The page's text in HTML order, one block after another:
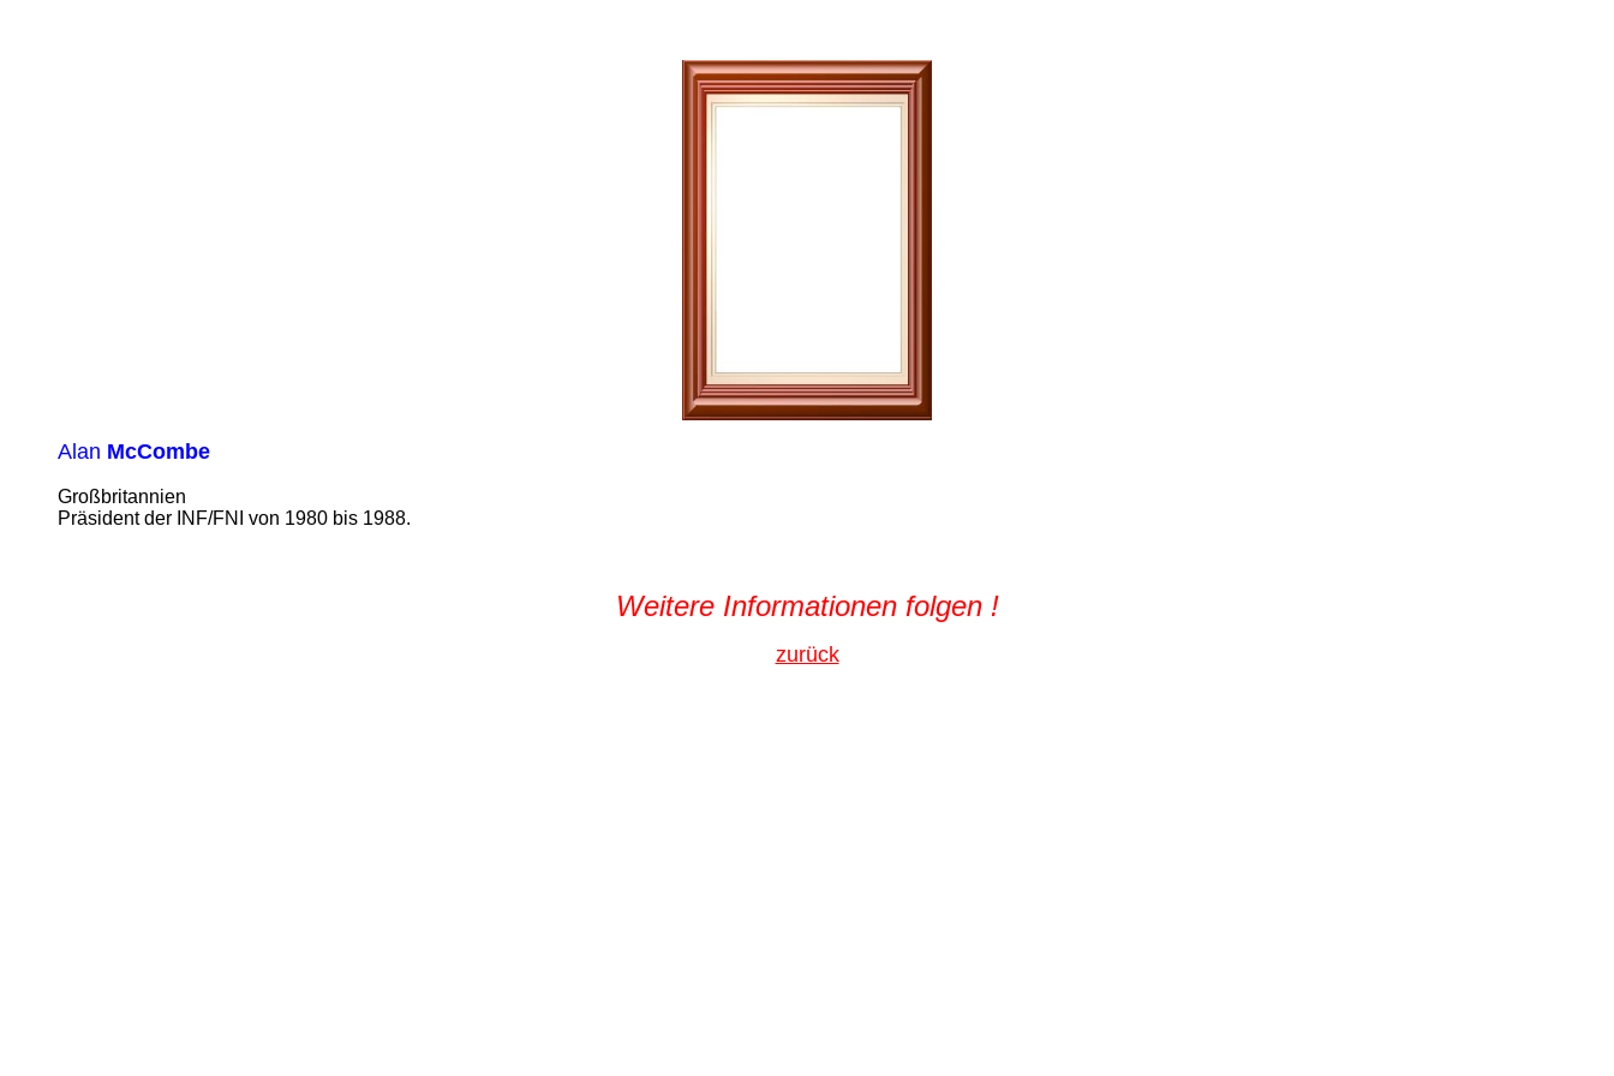
Alan McCombe
Großbritannien
Präsident der INF/FNI von 1980 bis 1988.
Weitere Informationen folgen !
zurück